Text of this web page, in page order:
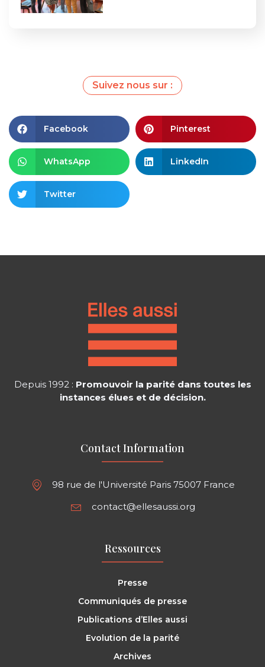
Suivez nous sur :
Facebook Pinterest
WhatsApp LinkedIn
Twitter
Depuis 1992 : Promouvoir la parité dans toutes les
instances élues et de décision.
Contact Information
98 rue de l'Université Paris 75007 France
contact@ellesaussi.org
Ressources
Presse
Communiqués de presse
Publications d’Elles aussi
Evolution de la parité
Archives